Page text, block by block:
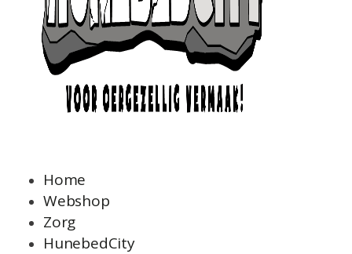
Home
Webshop
Zorg
HunebedCity